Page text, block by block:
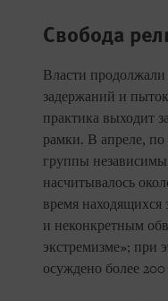
Свобода
Власти
задержаний и
практика выходит
рамки. В апреле,
группы
насчитывалось
время находящихся
и неконкретным
экстремизме»; при
осуждено более 200